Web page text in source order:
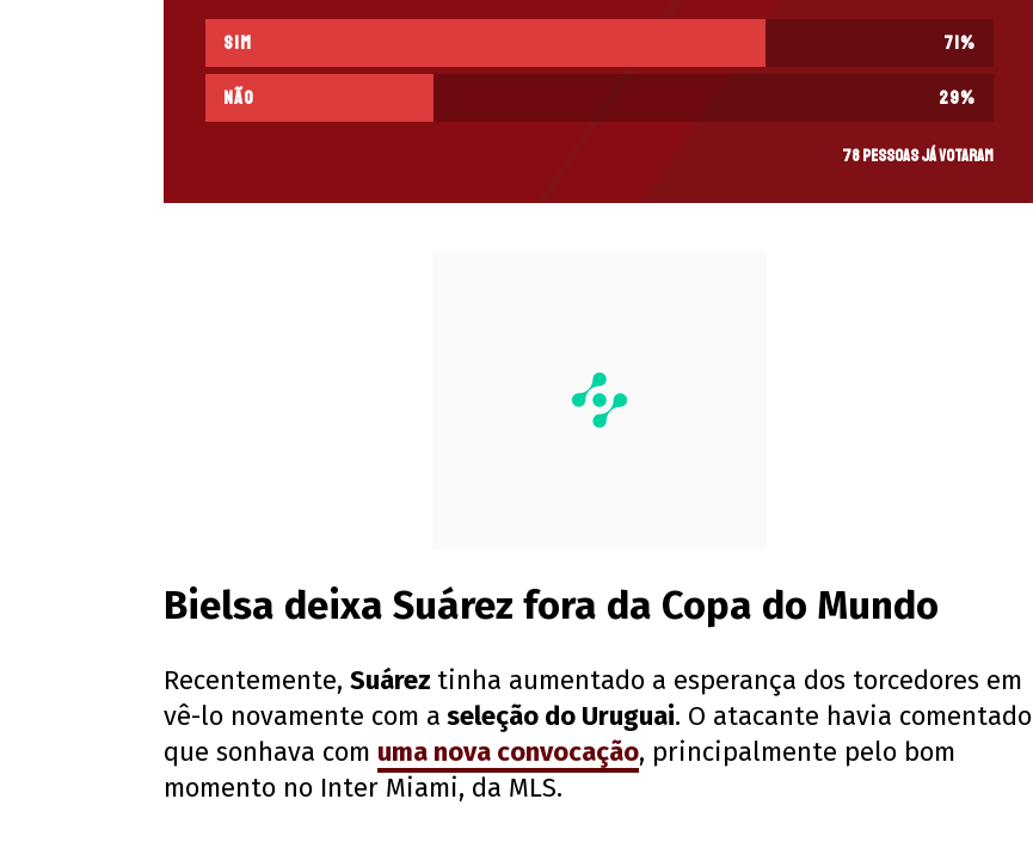
Sim 71%
Não 29%
78 pessoas já votaram
Bielsa deixa Suárez fora da Copa do Mundo
Recentemente, Suárez tinha aumentado a esperança dos torcedores em
vê-lo novamente com a seleção do Uruguai. O atacante havia comentado
que sonhava com uma nova convocação, principalmente pelo bom
momento no Inter Miami, da MLS.